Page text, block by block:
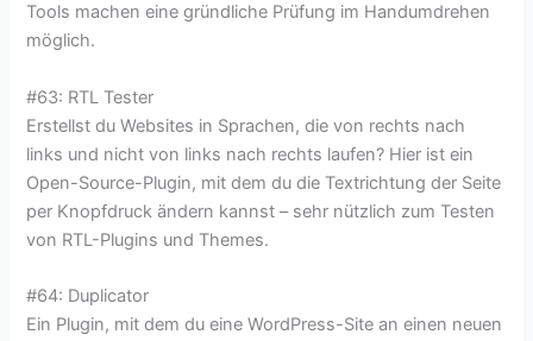
Tools machen eine gründliche Prüfung im Handumdrehen
möglich.
#63: RTL Tester
Erstellst du Websites in Sprachen, die von rechts nach
links und nicht von links nach rechts laufen? Hier ist ein
Open-Source-Plugin, mit dem du die Textrichtung der Seite
per Knopfdruck ändern kannst – sehr nützlich zum Testen
von RTL-Plugins und Themes.
#64: Duplicator
Ein Plugin, mit dem du eine WordPress-Site an einen neuen